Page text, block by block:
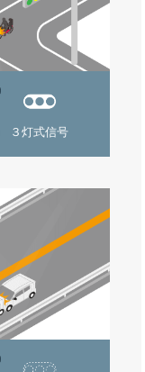
３灯式信号